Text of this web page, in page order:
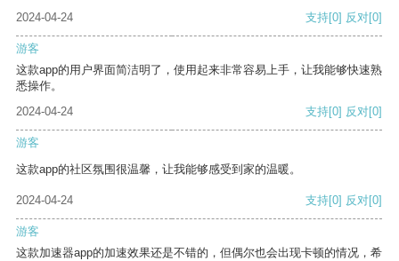
2024-04-24
支持[0] 反对[0]
游客
这款app的用户界面简洁明了，使用起来非常容易上手，让我能够快速熟
悉操作。
2024-04-24
支持[0] 反对[0]
游客
这款app的社区氛围很温馨，让我能够感受到家的温暖。
2024-04-24 支持[0] 反对[0]
游客
这款加速器app的加速效果还是不错的，但偶尔也会出现卡顿的情况，希